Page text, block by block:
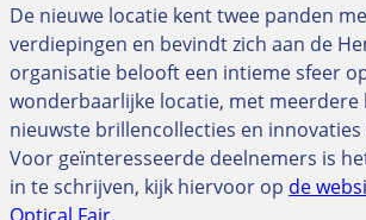
De nieuwe locatie kent twee panden
verdiepingen en bevindt zich aan de
organisatie belooft een intieme sfeer
wonderbaarlijke locatie, met meerdere
nieuwste brillencollecties en
Voor geïnteresseerde deelnemers is
in te schrijven, kijk hiervoor op de